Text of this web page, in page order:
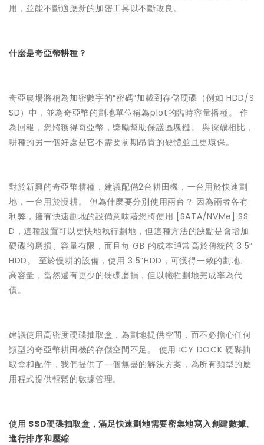
用，並能不斷適應新的加密工具以不斷改良。
什麼是奇亞幣耕種？
奇亞農場將稱為加密數字的“密碼”加載到存儲硬碟（例如 HDD/S
SD）中，並為奇亞幣的劃地單位稱為plot的臨時容量播種。 作
為回報，您將獲得奇亞幣，獎勵幫助保護區塊鏈。 與採礦相比，
耕種的另一個好處是它不需要前期昂貴的硬體並且更環保。
對於新興的奇亞幣耕種，建議配備2台耕田機，一台用於快速劃
地，一台用於慢耕。 但為什麼要分別使用兩台？ 因為兩者各有
利弊，擁有快速劃地的設備意味著您將使用 [SATA/NVMe] SS
D，這種設置可以更快地執行劃地，但這種方法的缺點是會增加
硬碟的磨損、容量有限，而且每 GB 的成本通常高於傳統的 3.5”
HDD。 至於慢耕的設備，使用 3.5”HDD，可獲得一致的劃地、
高容量，當然還有更少的硬碟磨損，但以犧牲劃地完成率為代
價。
建議使用高密度硬碟抽取盒，為劃地提供空間，而不必擔心任何
類型的奇亞幣耕田機的存儲空間不足。 使用 ICY DOCK 硬碟抽
取盒和配件，我們提供了一個無盡的解決方案，為所有類型的應
用程式提供輕鬆的數據管理。
使用 SSD硬碟抽取盒，滿足快速劃地需要密集地寫入創建數據、
進行排序和壓縮